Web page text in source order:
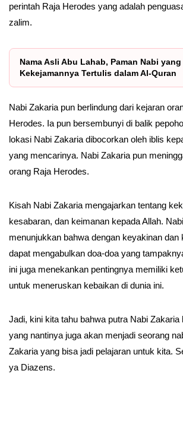
perintah Raja Herodes yang adalah
zalim.
Nama Asli Abu Lahab, Paman Nabi yang
Kekejamannya Tertulis dalam Al-Quran
Nabi Zakaria pun berlindung dari kejaran
Herodes. Ia pun bersembunyi di balik
lokasi Nabi Zakaria dibocorkan oleh iblis
yang mencarinya. Nabi Zakaria pun
orang Raja Herodes.
Kisah Nabi Zakaria mengajarkan tentang
kesabaran, dan keimanan kepada Allah.
menunjukkan bahwa dengan keyakinan dan
dapat mengabulkan doa-doa yang
ini juga menekankan pentingnya memiliki
untuk meneruskan kebaikan di dunia ini.
Jadi, kini kita tahu bahwa putra Nabi Zakaria
yang nantinya juga akan menjadi seorang
Zakaria yang bisa jadi pelajaran untuk kita.
ya Diazens.